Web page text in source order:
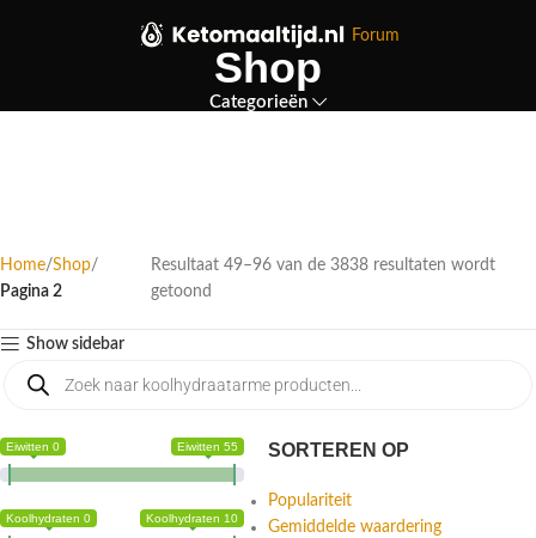
Forum
Shop
Categorieën
Home Shop
Pagina 2
Resultaat 49–96 van de 3838 resultaten wordt
getoond
Show sidebar
Eiwitten 0 Eiwitten 55
Koolhydraten 0 Koolhydraten 10
SORTEREN OP
Populariteit
Gemiddelde waardering